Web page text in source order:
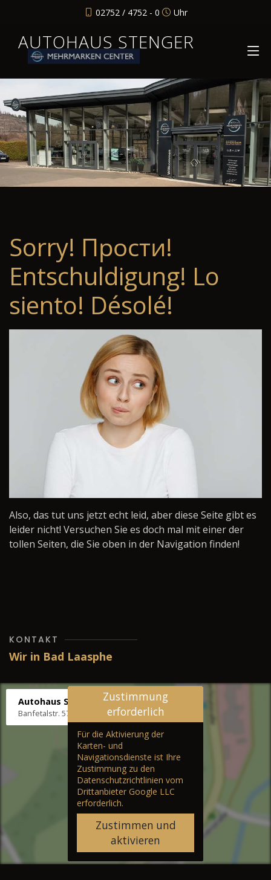
02752 / 4752 - 0 Uhr
AUTOHAUS STENGER
Sorry! Прости!
Entschuldigung! Lo
siento! Désolé!
Also, das tut uns jetzt echt leid, aber diese Seite gibt es
leider nicht! Versuchen Sie es doch mal mit einer der
tollen Seiten, die Sie oben in der Navigation finden!
KONTAKT
Wir in Bad Laasphe
Autohaus Stenger
Banfetalstr. 57, 57334 Bad Laasphe
Zustimmung
erforderlich
Für die Aktivierung der
Karten- und
Navigationsdienste ist Ihre
Zustimmung zu den
Datenschutzrichtlinien vom
Drittanbieter Google LLC
erforderlich.
Zustimmen und
aktivieren